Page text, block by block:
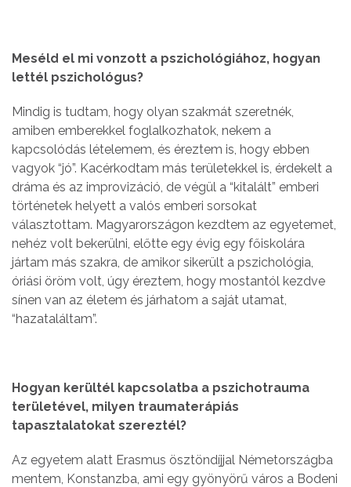
Meséld el mi vonzott a pszichológiához, hogyan
lettél pszichológus?
Mindig is tudtam, hogy olyan szakmát szeretnék,
amiben emberekkel foglalkozhatok, nekem a
kapcsolódás lételemem, és éreztem is, hogy ebben
vagyok “jó”. Kacérkodtam más területekkel is, érdekelt a
dráma és az improvizáció, de végül a “kitalált” emberi
történetek helyett a valós emberi sorsokat
választottam. Magyarországon kezdtem az egyetemet,
nehéz volt bekerülni, előtte egy évig egy főiskolára
jártam más szakra, de amikor sikerült a pszichológia,
óriási öröm volt, úgy éreztem, hogy mostantól kezdve
sínen van az életem és járhatom a saját utamat,
“hazataláltam”.
Hogyan kerültél kapcsolatba a pszichotrauma
területével, milyen traumaterápiás
tapasztalatokat szereztél?
Az egyetem alatt Erasmus ösztöndíjjal Németországba
mentem, Konstanzba, ami egy gyönyörű város a Bodeni